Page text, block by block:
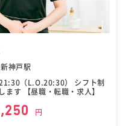
神戸駅
（L.O.20:30） シフト制
ます 【昼職・転職・求人】
円